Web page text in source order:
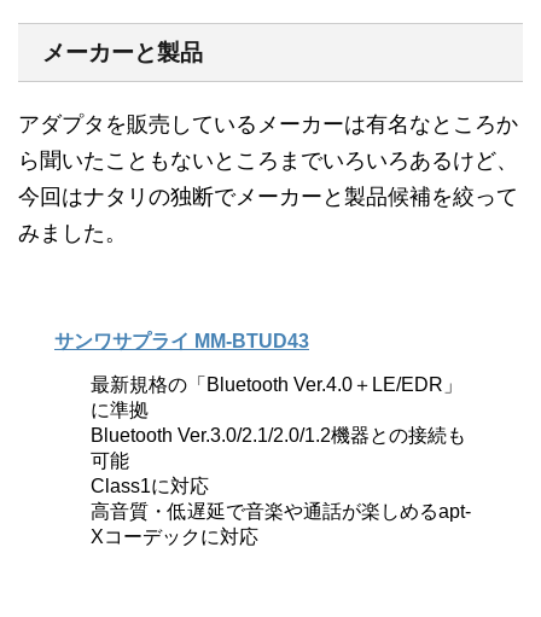
メーカーと製品
アダプタを販売しているメーカーは有名なところか
ら聞いたこともないところまでいろいろあるけど、
今回はナタリの独断でメーカーと製品候補を絞って
みました。
サンワサプライ MM-BTUD43
最新規格の「Bluetooth Ver.4.0＋LE/EDR」
に準拠
Bluetooth Ver.3.0/2.1/2.0/1.2機器との接続も
可能
Class1に対応
高音質・低遅延で音楽や通話が楽しめるapt-
Xコーデックに対応